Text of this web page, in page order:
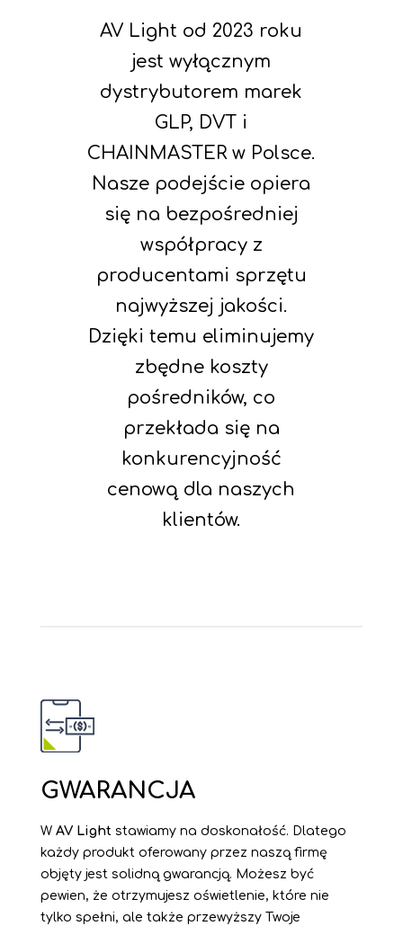
AV Light od 2023 roku
jest wyłącznym
dystrybutorem marek
GLP, DVT i
CHAINMASTER w Polsce.
Nasze podejście opiera
się na bezpośredniej
współpracy z
producentami sprzętu
najwyższej jakości.
Dzięki temu eliminujemy
zbędne koszty
pośredników, co
przekłada się na
konkurencyjność
cenową dla naszych
klientów.
GWARANCJA
W AV Lightstawiamy na doskonałość. Dlatego
każdy produkt oferowany przez naszą firmę
objęty jest solidną gwarancją. Możesz być
pewien, że otrzymujesz oświetlenie, które nie
tylko spełni, ale także przewyższy Twoje